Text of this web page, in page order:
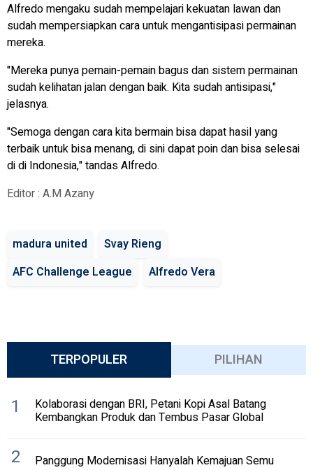
Alfredo mengaku sudah mempelajari kekuatan lawan dan
sudah mempersiapkan cara untuk mengantisipasi permainan
mereka.
"Mereka punya pemain-pemain bagus dan sistem permainan
sudah kelihatan jalan dengan baik. Kita sudah antisipasi,"
jelasnya.
"Semoga dengan cara kita bermain bisa dapat hasil yang
terbaik untuk bisa menang, di sini dapat poin dan bisa selesai
di di Indonesia," tandas Alfredo.
Editor : A.M Azany
madura united
Svay Rieng
AFC Challenge League
Alfredo Vera
TERPOPULER PILIHAN
1 Kolaborasi dengan BRI, Petani Kopi Asal Batang
Kembangkan Produk dan Tembus Pasar Global
2 Panggung Modernisasi Hanyalah Kemajuan Semu